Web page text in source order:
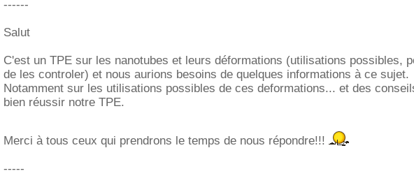
------
Salut
C'est un TPE sur les nanotubes et leurs déformations (utilisations possibles,
de les controler) et nous aurions besoins de quelques informations à ce sujet.
Notamment sur les utilisations possibles de ces deformations... et des
bien réussir notre TPE.
Merci à tous ceux qui prendrons le temps de nous répondre!!!
-----